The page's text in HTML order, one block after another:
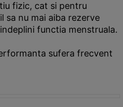
fizic, cat si pentru
sa nu mai aiba rezerve
functia menstruala.
sufera frecvent